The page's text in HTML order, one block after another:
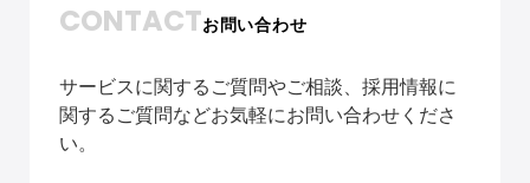
CONTACTお問い合わせ
サービスに関するご質問やご相談、採用情報に
関するご質問などお気軽にお問い合わせくださ
い。